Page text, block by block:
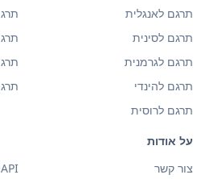
תרגם לאנגלית
תרגם לסינית
תרגם לגרמנית
תרגם להינדי
תרגם לרוסית
על אודות
צור קשר
API